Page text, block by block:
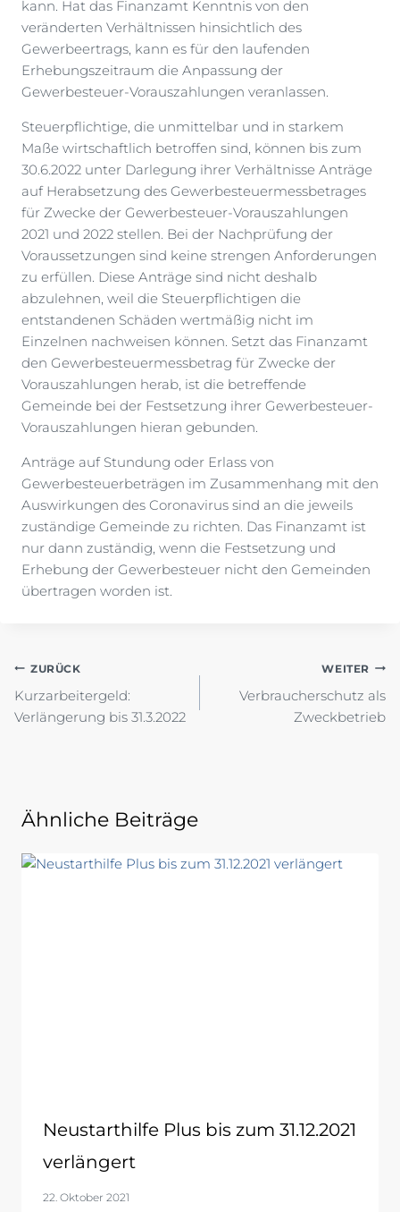
kann. Hat das Finanzamt Kenntnis von den
veränderten Verhältnissen hinsichtlich des
Gewerbeertrags, kann es für den laufenden
Erhebungszeitraum die Anpassung der
Gewerbesteuer-Vorauszahlungen veranlassen.
Steuerpflichtige, die unmittelbar und in starkem
Maße wirtschaftlich betroffen sind, können bis zum
30.6.2022 unter Darlegung ihrer Verhältnisse Anträge
auf Herabsetzung des Gewerbesteuermessbetrages
für Zwecke der Gewerbesteuer-Vorauszahlungen
2021 und 2022 stellen. Bei der Nachprüfung der
Voraussetzungen sind keine strengen Anforderungen
zu erfüllen. Diese Anträge sind nicht deshalb
abzulehnen, weil die Steuerpflichtigen die
entstandenen Schäden wertmäßig nicht im
Einzelnen nachweisen können. Setzt das Finanzamt
den Gewerbesteuermessbetrag für Zwecke der
Vorauszahlungen herab, ist die betreffende
Gemeinde bei der Festsetzung ihrer Gewerbesteuer-
Vorauszahlungen hieran gebunden.
Anträge auf Stundung oder Erlass von
Gewerbesteuerbeträgen im Zusammenhang mit den
Auswirkungen des Coronavirus sind an die jeweils
zuständige Gemeinde zu richten. Das Finanzamt ist
nur dann zuständig, wenn die Festsetzung und
Erhebung der Gewerbesteuer nicht den Gemeinden
übertragen worden ist.
Beitragsnavigation
ZURÜCK
Kurzarbeitergeld:
Verlängerung bis 31.3.2022
WEITER
Verbraucherschutz als
Zweckbetrieb
Ähnliche Beiträge
Neustarthilfe Plus bis zum 31.12.2021
verlängert
22. Oktober 2021